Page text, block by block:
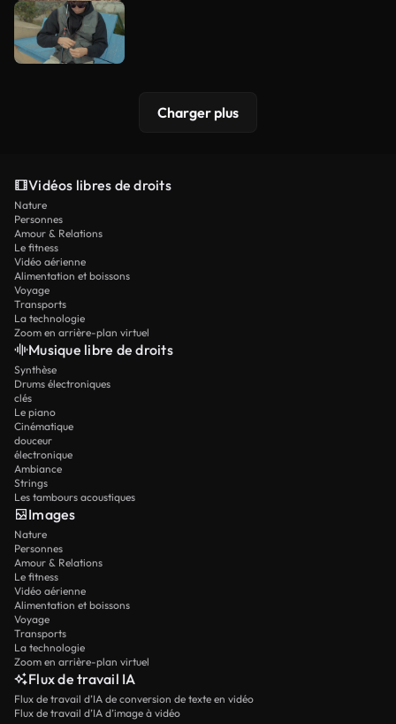
Charger plus
Vidéos libres de droits
Nature
Personnes
Amour & Relations
Le fitness
Vidéo aérienne
Alimentation et boissons
Voyage
Transports
La technologie
Zoom en arrière-plan virtuel
Musique libre de droits
Synthèse
Drums électroniques
clés
Le piano
Cinématique
douceur
électronique
Ambiance
Strings
Les tambours acoustiques
Images
Nature
Personnes
Amour & Relations
Le fitness
Vidéo aérienne
Alimentation et boissons
Voyage
Transports
La technologie
Zoom en arrière-plan virtuel
Flux de travail IA
Flux de travail d’IA de conversion de texte en vidéo
Flux de travail d’IA d’image à vidéo